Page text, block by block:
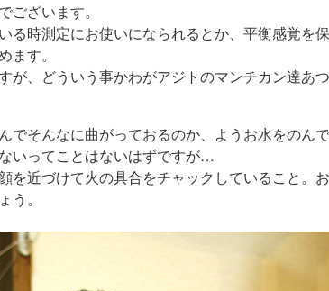
ざいます。
る時測定にお使いになられるとか、平衡感覚を
ます。
が、どういう事かわがアジトのマンチカン達あ
でそんなに曲がっておるのか、ようお水をのん
いってことはないはずですが…
を近づけて火の具合をチャックしていること。
。